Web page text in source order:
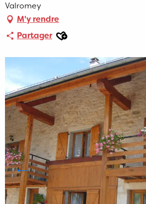
Valromey
M'y rendre
PartagerAjouter aux favoris